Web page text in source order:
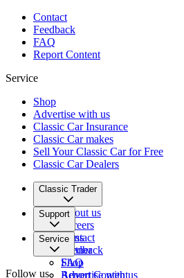
Contact
Feedback
FAQ
Report Content
Service
Shop
Advertise with us
Classic Car Insurance
Classic Car makes
Sell Your Classic Car for Free
Classic Car Dealers
Classic Trader
About us
Careers
Press
Partner
Support
Contact
Feedback
FAQ
Report Content
Service
Shop
Advertise with us
Follow us